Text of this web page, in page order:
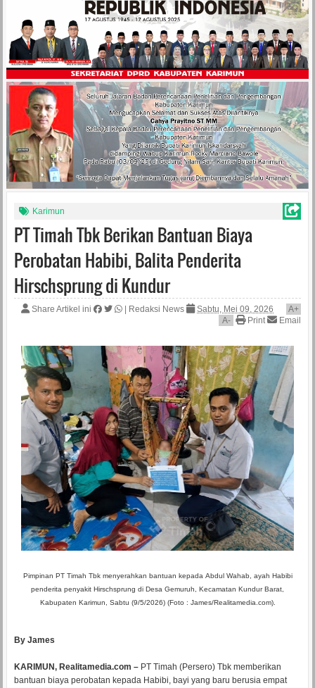
Karimun
PT Timah Tbk Berikan Bantuan Biaya
Perobatan Habibi, Balita Penderita
Hirschsprung di Kundur
Share Artikel ini Redaksi News Sabtu, Mei 09, 2026 A+
A- Print Email
Pimpinan PT Timah Tbk menyerahkan bantuan kepada Abdul Wahab, ayah Habibi
penderita penyakit Hirschsprung di Desa Gemuruh, Kecamatan Kundur Barat,
Kabupaten Karimun, Sabtu (9/5/2026) (Foto : James/Realitamedia.com).
By James
KARIMUN, Realitamedia.com –PT Timah (Persero) Tbk memberikan
bantuan biaya perobatan kepada Habibi, bayi yang baru berusia empat